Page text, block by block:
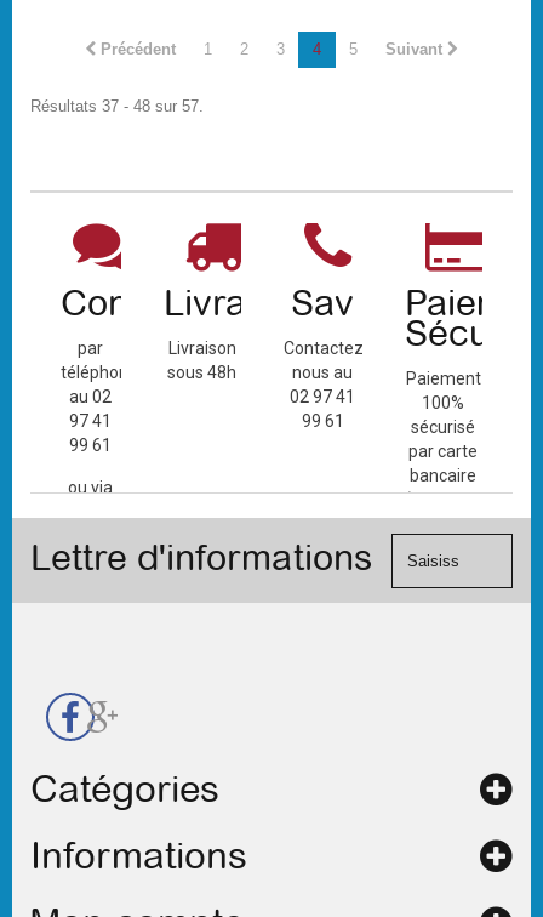
Précédent 1 2 3 4 5 Suivant
Résultats 37 - 48 sur 57.
Contact
par
téléphone
au 02
97 41
99 61
ou via
de
Livraison
Livraison
sous 48h
Sav
Contactez-
nous au
02 97 41
99 61
Paiement
100%
sécurisé
par carte
bancaire
(Mastercard,
Visa, ...) et
Lettre d'informations
Catégories
Informations